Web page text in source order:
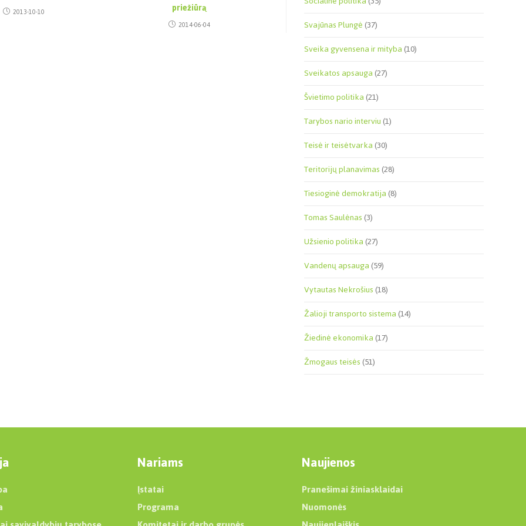
2013-10-10
priežiūrą
2014-06-04
Svajūnas Plungė(37)
Sveika gyvensena ir mityba(10)
Sveikatos apsauga(27)
Švietimo politika(21)
Tarybos nario interviu(1)
Teisė ir teisėtvarka(30)
Teritorijų planavimas(28)
Tiesioginė demokratija(8)
Tomas Saulėnas(3)
Užsienio politika(27)
Vandenų apsauga(59)
Vytautas Nekrošius(18)
Žalioji transporto sistema(14)
Žiedinė ekonomika(17)
Žmogaus teisės(51)
Nariams
Įstatai
Programa
Naujienos
Pranešimai žiniasklaidai
Nuomonės